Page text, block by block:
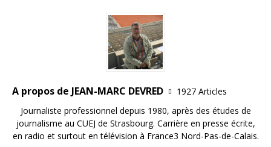
n r
A propos de JEAN-MARC DEVRED
1927 Articles
Journaliste professionnel depuis 1980, après des études de
journalisme au CUEJ de Strasbourg. Carrière en presse écrite,
en radio et surtout en télévision à France3 Nord-Pas-de-Calais.